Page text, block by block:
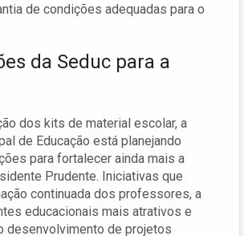
de condições adequadas para o
da Seduc para a
dos kits de material escolar, a
de Educação está planejando
para fortalecer ainda mais a
Prudente. Iniciativas que
continuada dos professores, a
educacionais mais atrativos e
desenvolvimento de projetos